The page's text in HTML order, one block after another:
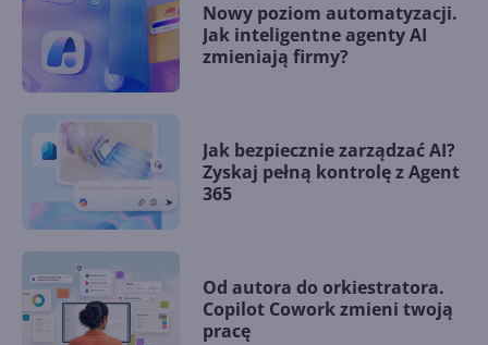
Nowy poziom automatyzacji.
Jak inteligentne agenty AI
zmieniają firmy?
Jak bezpiecznie zarządzać AI?
Zyskaj pełną kontrolę z Agent
365
Od autora do orkiestratora.
Copilot Cowork zmieni twoją
pracę